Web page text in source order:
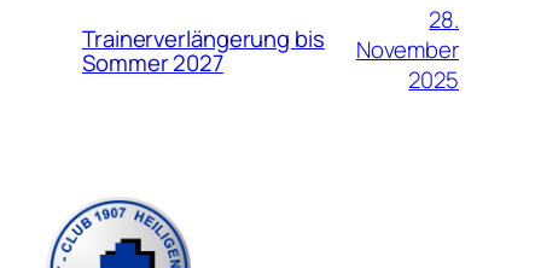
Trainerverlängerung bis
Sommer 2027
28.
November
2025